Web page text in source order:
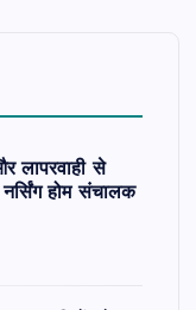
लापरवाही से
होम संचालक